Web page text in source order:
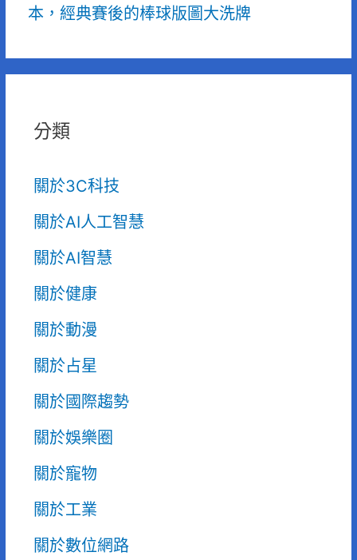
本，經典賽後的棒球版圖大洗牌
分類
關於3C科技
關於AI人工智慧
關於AI智慧
關於健康
關於動漫
關於占星
關於國際趨勢
關於娛樂圈
關於寵物
關於工業
關於數位網路